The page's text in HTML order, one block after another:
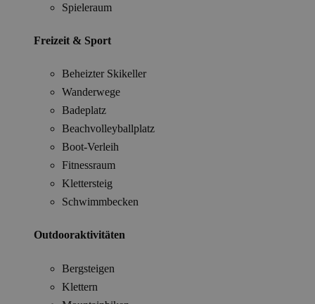
Spieleraum
Freizeit & Sport
Beheizter Skikeller
Wanderwege
Badeplatz
Beachvolleyballplatz
Boot-Verleih
Fitnessraum
Klettersteig
Schwimmbecken
Outdooraktivitäten
Bergsteigen
Klettern